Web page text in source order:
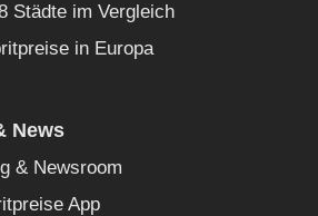
Städte im Vergleich
in Europa
News
& Newsroom
App